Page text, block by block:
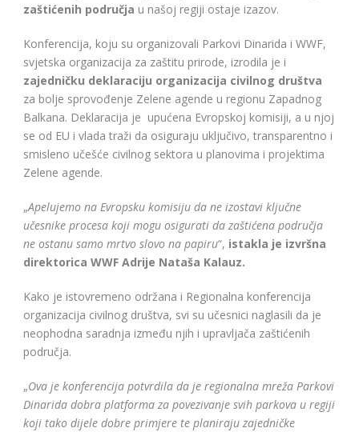
zaštićenih područja u našoj regiji ostaje izazov.
Konferencija, koju su organizovali Parkovi Dinarida i WWF,
svjetska organizacija za zaštitu prirode, izrodila je i
zajedničku deklaraciju organizacija civilnog društva
za bolje sprovođenje Zelene agende u regionu Zapadnog
Balkana. Deklaracija je upućena Evropskoj komisiji, a u njoj
se od EU i vlada traži da osiguraju uključivo, transparentno i
smisleno učešće civilnog sektora u planovima i projektima
Zelene agende.
„Apelujemo na Evropsku komisiju da ne izostavi ključne
učesnike procesa koji mogu osigurati da zaštićena područja
ne ostanu samo mrtvo slovo na papiru“, istakla je izvršna
direktorica WWF Adrije Nataša Kalauz.
Kako je istovremeno održana i Regionalna konferencija
organizacija civilnog društva, svi su učesnici naglasili da je
neophodna saradnja između njih i upravljača zaštićenih
područja.
„Ova je konferencija potvrdila da je regionalna mreža Parkovi
Dinarida dobra platforma za povezivanje svih parkova u regiji
koji tako dijele dobre primjere te planiraju zajedničke